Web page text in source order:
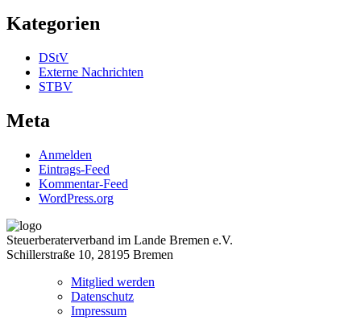
Kategorien
DStV
Externe Nachrichten
STBV
Meta
Anmelden
Eintrags-Feed
Kommentar-Feed
WordPress.org
Steuerberaterverband im Lande Bremen e.V.
Schillerstraße 10, 28195 Bremen
Mitglied werden
Datenschutz
Impressum